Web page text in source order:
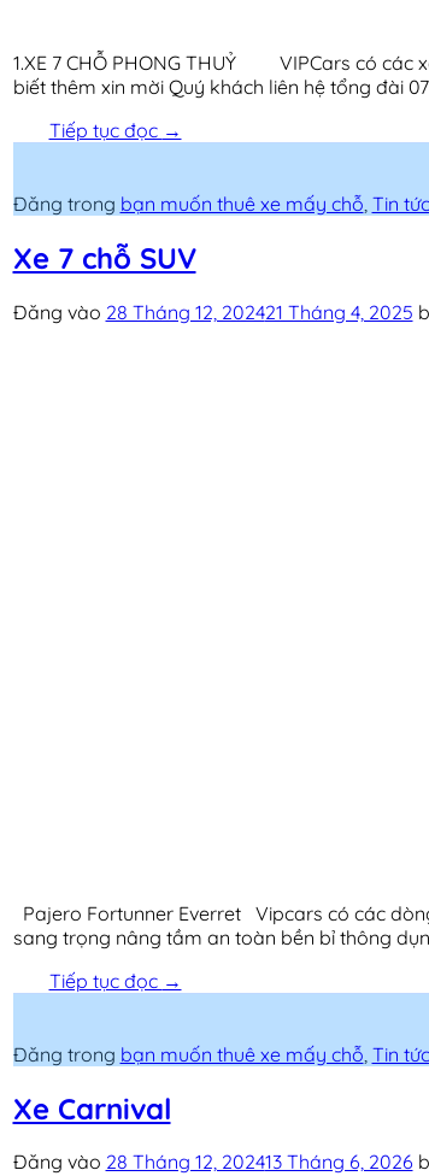
1.XE 7 CHỖ PHONG THUỶ VIPCars có các
biết thêm xin mời Quý khách liên hệ tổng đài
Tiếp tục đọc →
Đăng trong bạn muốn thuê xe mấy chỗ Tin tức
Xe 7 chỗ SUV
Đăng vào 28 Tháng 12, 202421 Tháng 4, 2025
Pajero Fortunner Everret Vipcars có các
sang trọng nâng tầm an toàn bền bỉ thông
Tiếp tục đọc →
Đăng trong bạn muốn thuê xe mấy chỗ Tin tức
Xe Carnival
Đăng vào 28 Tháng 12, 202413 Tháng 6, 2026